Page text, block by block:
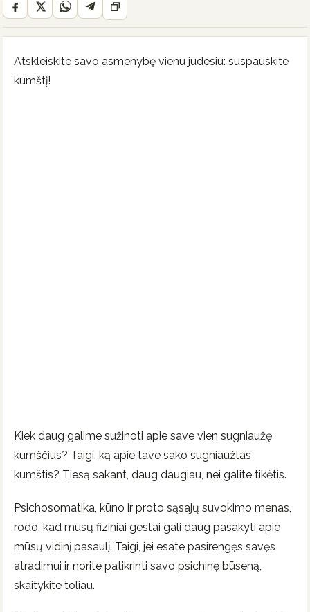
Atskleiskite savo asmenybę vienu judesiu: suspauskite
kumštį!
Kiek daug galime sužinoti apie save vien sugniaužę
kumščius? Taigi, ką apie tave sako sugniaužtas
kumštis? Tiesą sakant, daug daugiau, nei galite tikėtis.
Psichosomatika, kūno ir proto sąsajų suvokimo menas,
rodo, kad mūsų fiziniai gestai gali daug pasakyti apie
mūsų vidinį pasaulį. Taigi, jei esate pasirengęs savęs
atradimui ir norite patikrinti savo psichinę būseną,
skaitykite toliau.